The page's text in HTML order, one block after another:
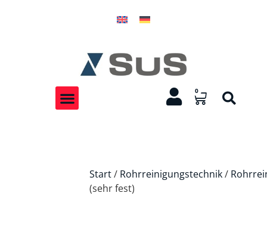
0
Start/ Rohrreinigungstechnik/
(sehr fest)